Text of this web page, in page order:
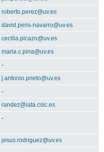
roberto.perez@uv.es
david.peris-navarro@uv.es
cecilia.picazo@uv.es
maria.c.pina@uv.es
-
j.antonio.prieto@uv.es
-
randez@iata.csic.es
-
jesus.rodriguez@uv.es